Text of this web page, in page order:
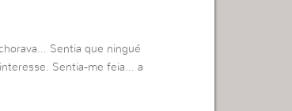
Sentia que ningué
Sentia-me feia… a